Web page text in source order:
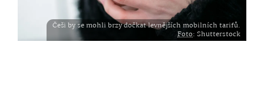
Češi by se mohli brzy dočkat levnějších mobilních tarifů.
Foto: Shutterstock